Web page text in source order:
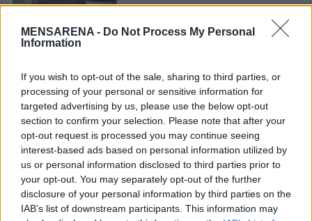
MENSARENA - Do Not Process My Personal
Information
If you wish to opt-out of the sale, sharing to third parties, or
processing of your personal or sensitive information for
targeted advertising by us, please use the below opt-out
section to confirm your selection. Please note that after your
opt-out request is processed you may continue seeing
interest-based ads based on personal information utilized by
us or personal information disclosed to third parties prior to
your opt-out. You may separately opt-out of the further
disclosure of your personal information by third parties on the
IAB’s list of downstream participants. This information may
ΝΕΟ NISSAN LEAF, PLUG N’
PLAY
RDRACER – NOSTALGIC
ENGINEERING
by Mens Arena
e
a
h
f
o
r
: